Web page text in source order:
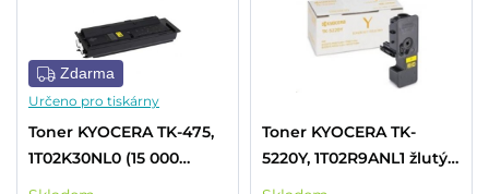
Zdarma
Určeno pro tiskárny
Toner KYOCERA TK-475,
1T02K30NL0 (15 000
stran)
Toner KYOCERA TK-
5220Y, 1T02R9ANL1 žlutý
(1 200 stran)